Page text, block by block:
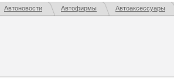
Автоновости Автофирмы Автоаксессуары